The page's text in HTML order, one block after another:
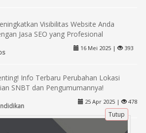
Visibilitas Website Anda
Jasa SEO yang Profesional
16 Mei 2025 | 393
Info Terbaru Perubahan Lokasi
SNBT dan Pengumumannya!
25 Apr 2025 | 478
Tutup